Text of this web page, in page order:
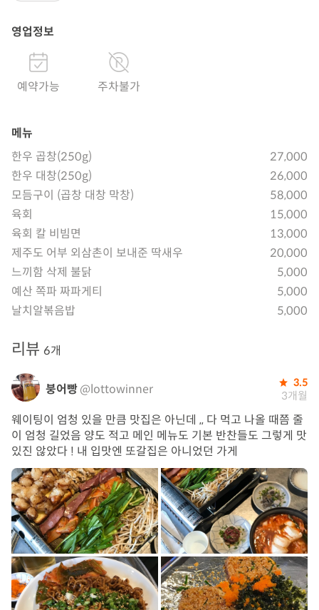
영업정보
예약가능 주차불가
메뉴
한우 곱창(250g)
27,000
한우 대창(250g)
26,000
모듬구이 (곱창 대창 막창)
58,000
육회
15,000
육회 칼 비빔면
13,000
제주도 어부 외삼촌이 보내준 딱새우
20,000
느끼함 삭제 불닭
5,000
예산 쪽파 짜파게티
5,000
날치알볶음밥
5,000
리뷰 6개
붕어빵@lottowinner 3.5
3개월
웨이팅이 엄청 있을 만큼 맛집은 아닌데 ,, 다 먹고 나올 때쯤 줄
이 엄청 길었음 양도 적고 메인 메뉴도 기본 반찬들도 그렇게 맛
있진 않았다 ! 내 입맛엔 또갈집은 아니었던 가게